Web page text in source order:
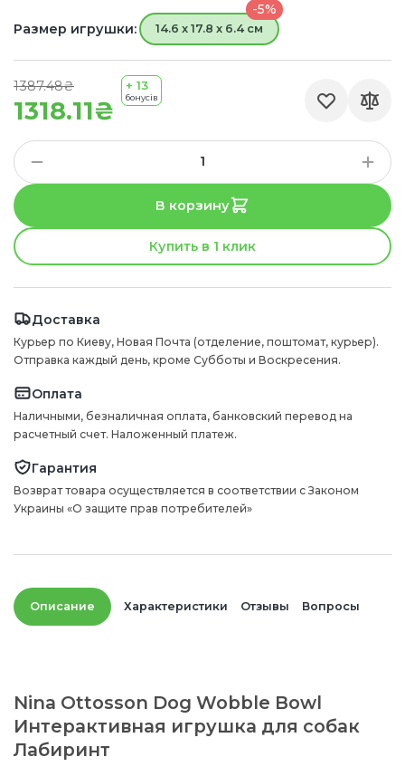
1318.11₴
1387.48₴ + 13
бонусів
Размер игрушки:
-5%
14.6 x 17.8 x 6.4 см
В корзину
Купить в 1 клик
Доставка
Курьер по Киеву, Новая Почта (отделение, поштомат, курьер).
Отправка каждый день, кроме Субботы и Воскресения.
Оплата
Наличными, безналичная оплата, банковский перевод на
расчетный счет. Наложенный платеж.
Гарантия
Возврат товара осуществляется в соответствии с Законом
Украины «О защите прав потребителей»
Описание Характеристики Отзывы Вопросы
Nina Ottosson Dog Wobble Bowl
Интерактивная игрушка для собак
Лабиринт